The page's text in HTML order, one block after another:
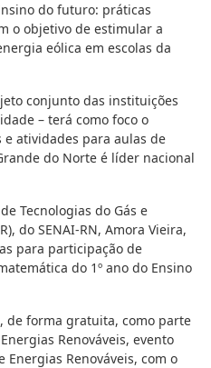
do futuro: práticas
o objetivo de estimular a
eólica em escolas da
conjunto das instituições
– terá como foco o
atividades para aulas de
do Norte é líder nacional
Tecnologias do Gás e
do SENAI-RN, Amora Vieira,
para participação de
do 1º ano do Ensino
de forma gratuita, como parte
Renováveis, evento
Energias Renováveis, com o